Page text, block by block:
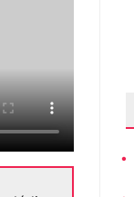
•